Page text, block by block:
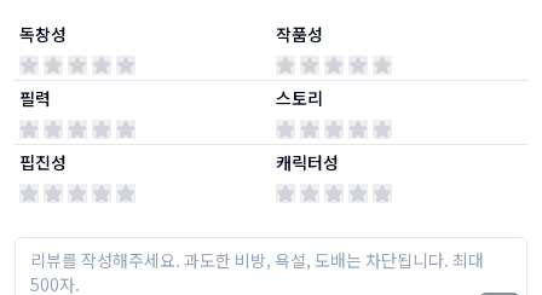
독창성
필력
핍진성
작품성
스토리
캐릭터성